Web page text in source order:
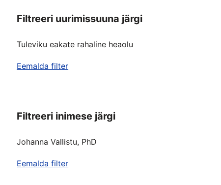
Filtreeri uurimissuuna järgi
Tuleviku eakate rahaline heaolu
Eemalda filter
Filtreeri inimese järgi
Johanna Vallistu, PhD
Eemalda filter